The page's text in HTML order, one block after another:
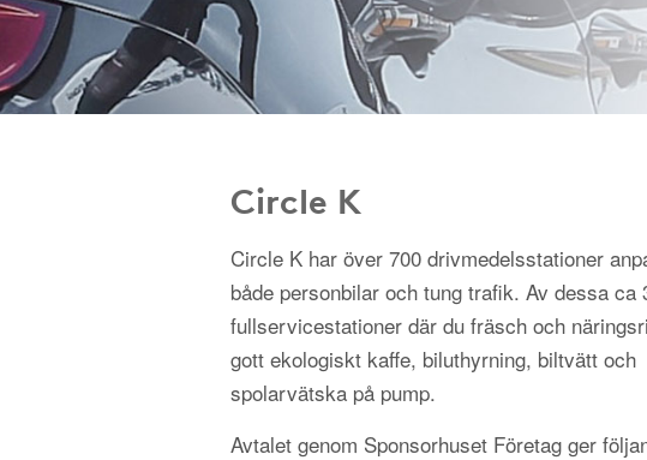
Circle K
Circle K har över 700 drivmedelsstationer
både personbilar och tung trafik. Av dessa ca
fullservicestationer där du fräsch och
gott ekologiskt kaffe, biluthyrning, biltvätt och
spolarvätska på pump.
Avtalet genom Sponsorhuset Företag ger